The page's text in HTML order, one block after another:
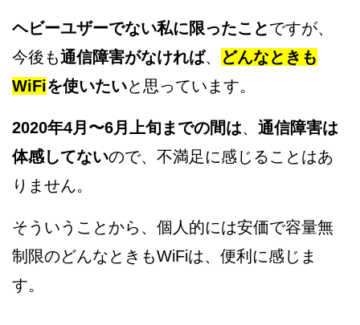
ヘビーユザーでない私に限ったことですが、
今後も通信障害がなければ、
どんなときも
WiFiを使いたいと思っています。
2020年4月〜6月上旬までの間は、 通信障害は
体感してないので、不満足に感じることはあ
りません。
そういうことから、個人的には安価で容量無
制限のどんなときもWiFiは、便利に感じま
す。